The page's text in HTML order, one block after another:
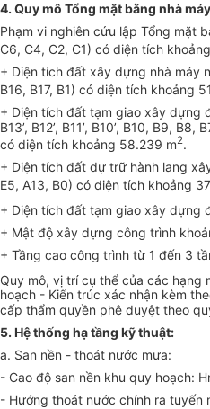
4. Quy mô Tổng mặt bằng nhà
Phạm vi nghiên cứu lập Tổng mặt b
C6, C4, C2, C1) có diện tích
+ Diện tích đất xây dựng nhà máy
B16, B17, B1) có diện tích khoảng
+ Diện tích đất tạm giao xây dựng
B13’, B12’, B11’, B10’, B10, B9, B8,
có diện tích khoảng 58.239 m2.
+ Diện tích đất dự trữ hành lang
E5, A13, B0) có diện tích khoảng
+ Diện tích đất tạm giao xây dựng
+ Mật độ xây dựng công trình
+ Tầng cao công trình từ 1 đến 3
Quy mô, vị trí cụ thể của các hạng
hoạch - Kiến trúc xác nhận kèm
cấp thẩm quyền phê duyệt theo
5. Hệ thống hạ tầng kỹ thuật:
a. San nền - thoát nước mưa:
- Cao độ san nền khu quy hoạch:
- Hướng thoát nước chính ra tuyến